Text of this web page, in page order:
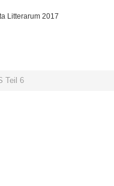
Litterarum 2017
Teil 6